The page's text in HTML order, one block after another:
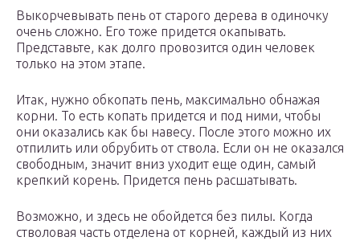
Выкорчевывать пень от старого дерева в одиночку
очень сложно. Его тоже придется окапывать.
Представьте, как долго провозится один человек
только на этом этапе.
Итак, нужно обкопать пень, максимально обнажая
корни. То есть копать придется и под ними, чтобы
они оказались как бы навесу. После этого можно их
отпилить или обрубить от ствола. Если он не оказался
свободным, значит вниз уходит еще один, самый
крепкий корень. Придется пень расшатывать.
Возможно, и здесь не обойдется без пилы. Когда
стволовая часть отделена от корней, каждый из них